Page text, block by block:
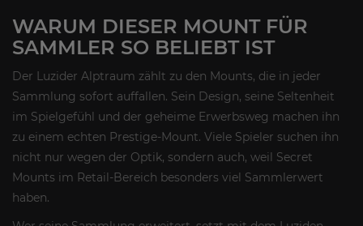
WARUM DIESER MOUNT FÜR
SAMMLER SO BELIEBT IST
Der Luzider Alptraum zählt zu den Mounts, die in jeder
Sammlung sofort auffallen. Sein Design, seine Seltenheit
im Spielgefühl und der geheime Erwerbsweg machen ihn
zu einem echten Prestige-Mount. Viele Spieler suchen ihn
nicht nur wegen der Optik, sondern auch, weil Secret
Mounts im Retail-Bereich besonders viel Sammlerwert
haben.